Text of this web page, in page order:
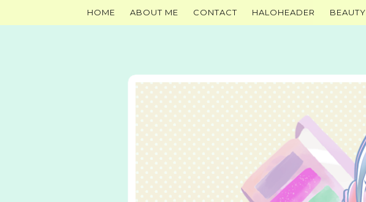
HOME ABOUT ME CONTACT HALOHEADER BEAUTY